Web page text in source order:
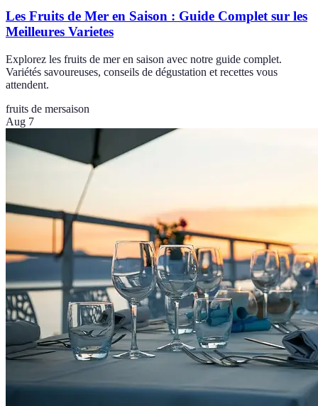
Les Fruits de Mer en Saison : Guide Complet sur les
Meilleures Varietes
Explorez les fruits de mer en saison avec notre guide complet.
Variétés savoureuses, conseils de dégustation et recettes vous
attendent.
fruits de mersaison
Aug 7